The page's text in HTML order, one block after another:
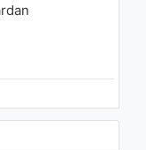
- İtiraz
ago